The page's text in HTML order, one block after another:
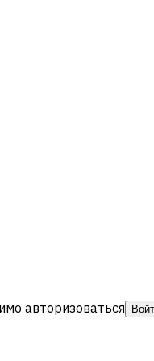
авторизоваться